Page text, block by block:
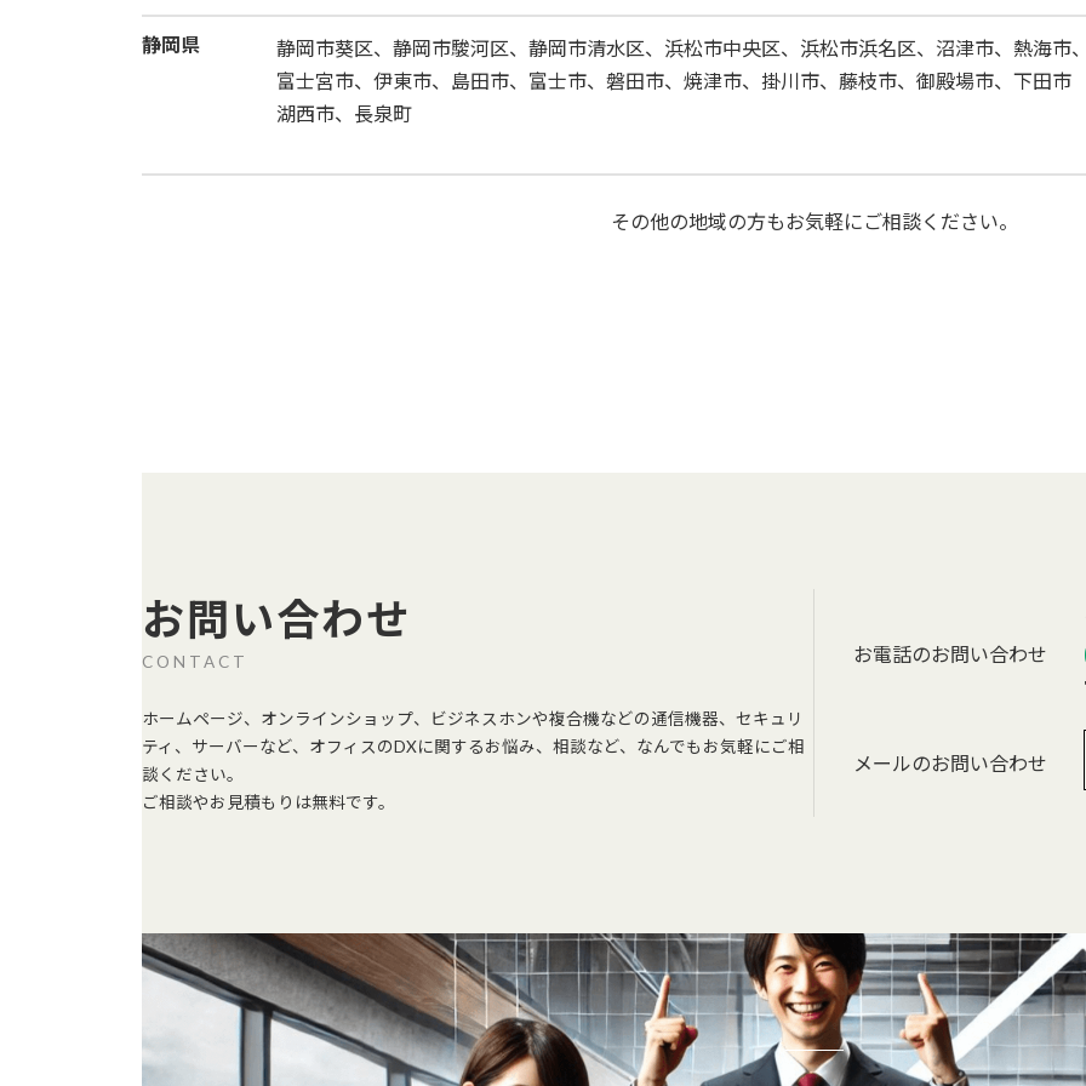
静岡県
静岡市葵区、静岡市駿河区、静岡市清水区、浜松市中央区、浜松市浜名区、沼津市、熱海市
富士宮市、伊東市、島田市、富士市、磐田市、焼津市、掛川市、藤枝市、御殿場市、下田市
湖西市、長泉町
その他の地域の方もお気軽にご相談ください。
お問い合わせ
CONTACT
ホームページ、オンラインショップ、ビジネスホンや複合機などの通信機器、セキュリ
ティ、サーバーなど、オフィスのDXに関するお悩み、相談など、なんでもお気軽にご相
談ください。
ご相談やお見積もりは無料です。
お電話のお問い合わせ
メールのお問い合わせ